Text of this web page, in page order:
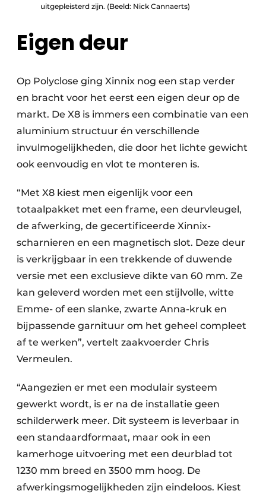
uitgepleisterd zijn. (Beeld: Nick Cannaerts)
Eigen deur
Op Polyclose ging Xinnix nog een stap verder
en bracht voor het eerst een eigen deur op de
markt. De X8 is immers een combinatie van een
aluminium structuur én verschillende
invulmogelijkheden, die door het lichte gewicht
ook eenvoudig en vlot te monteren is.
“Met X8 kiest men eigenlijk voor een
totaalpakket met een frame, een deurvleugel,
de afwerking, de gecertificeerde Xinnix-
scharnieren en een magnetisch slot. Deze deur
is verkrijgbaar in een trekkende of duwende
versie met een exclusieve dikte van 60 mm. Ze
kan geleverd worden met een stijlvolle, witte
Emme- of een slanke, zwarte Anna-kruk en
bijpassende garnituur om het geheel compleet
af te werken”, vertelt zaakvoerder Chris
Vermeulen.
“Aangezien er met een modulair systeem
gewerkt wordt, is er na de installatie geen
schilderwerk meer. Dit systeem is leverbaar in
een standaardformaat, maar ook in een
kamerhoge uitvoering met een deurblad tot
1230 mm breed en 3500 mm hoog. De
afwerkingsmogelijkheden zijn eindeloos. Kiest